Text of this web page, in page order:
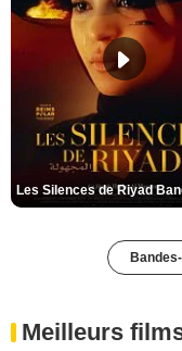
Meilleurs